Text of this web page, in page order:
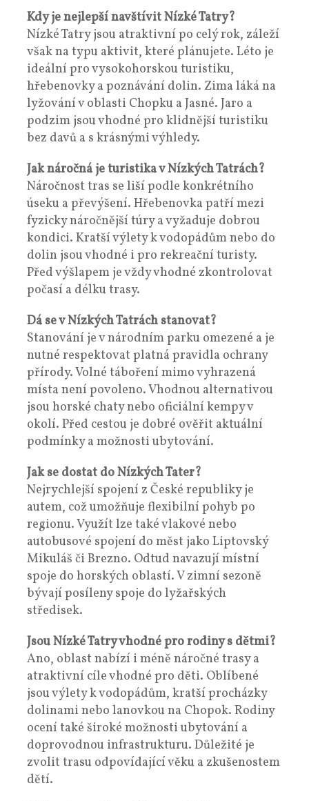
Kdy je nejlepší navštívit Nízké Tatry?
Nízké Tatry jsou atraktivní po celý rok, záleží
však na typu aktivit, které plánujete. Léto je
ideální pro vysokohorskou turistiku,
hřebenovky a poznávání dolin. Zima láká na
lyžování v oblasti Chopku a Jasné. Jaro a
podzim jsou vhodné pro klidnější turistiku
bez davů a s krásnými výhledy.
Jak náročná je turistika v Nízkých Tatrách?
Náročnost tras se liší podle konkrétního
úseku a převýšení. Hřebenovka patří mezi
fyzicky náročnější túry a vyžaduje dobrou
kondici. Kratší výlety k vodopádům nebo do
dolin jsou vhodné i pro rekreační turisty.
Před výšlapem je vždy vhodné zkontrolovat
počasí a délku trasy.
Dá se v Nízkých Tatrách stanovat?
Stanování je v národním parku omezené a je
nutné respektovat platná pravidla ochrany
přírody. Volné táboření mimo vyhrazená
místa není povoleno. Vhodnou alternativou
jsou horské chaty nebo oficiální kempy v
okolí. Před cestou je dobré ověřit aktuální
podmínky a možnosti ubytování.
Jak se dostat do Nízkých Tater?
Nejrychlejší spojení z České republiky je
autem, což umožňuje flexibilní pohyb po
regionu. Využít lze také vlakové nebo
autobusové spojení do měst jako Liptovský
Mikuláš či Brezno. Odtud navazují místní
spoje do horských oblastí. V zimní sezoně
bývají posíleny spoje do lyžařských
středisek.
Jsou Nízké Tatry vhodné pro rodiny s dětmi?
Ano, oblast nabízí i méně náročné trasy a
atraktivní cíle vhodné pro děti. Oblíbené
jsou výlety k vodopádům, kratší procházky
dolinami nebo lanovkou na Chopok. Rodiny
ocení také široké možnosti ubytování a
doprovodnou infrastrukturu. Důležité je
zvolit trasu odpovídající věku a zkušenostem
dětí.